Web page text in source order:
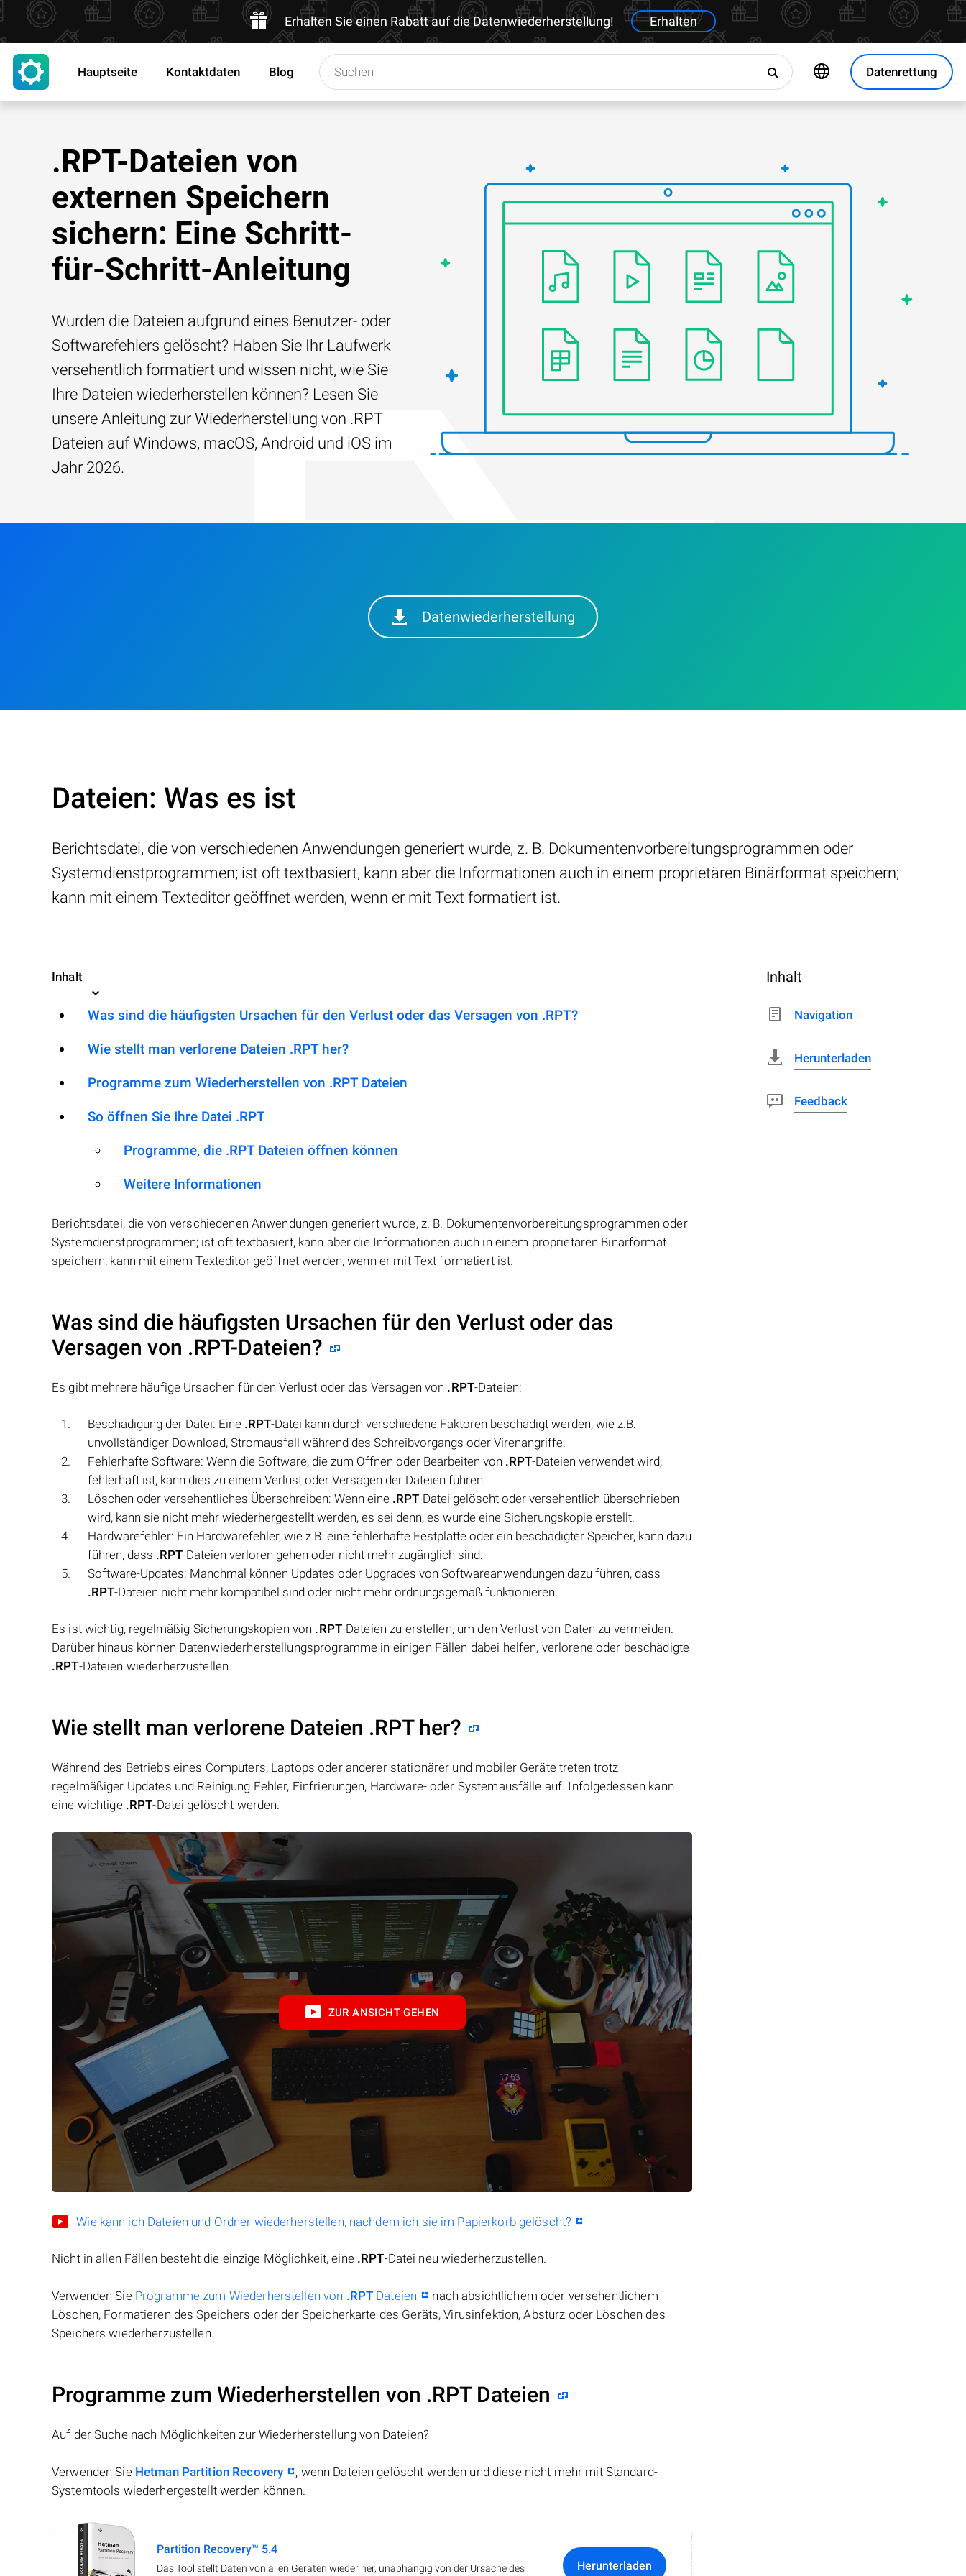
Erhalten Sie einen Rabatt auf die Datenwiederherstellung! Erhalten
Datenrettung
Hauptseite Kontaktdaten Blog
.RPT-Dateien von
externen Speichern
sichern: Eine Schritt-
für-Schritt-Anleitung
Wurden die Dateien aufgrund eines Benutzer- oder
Softwarefehlers gelöscht? Haben Sie Ihr Laufwerk
versehentlich formatiert und wissen nicht, wie Sie
Ihre Dateien wiederherstellen können? Lesen Sie
unsere Anleitung zur Wiederherstellung von .RPT
Dateien auf Windows, macOS, Android und iOS im
Jahr 2026.
Datenwiederherstellung
Dateien: Was es ist
Berichtsdatei, die von verschiedenen Anwendungen generiert wurde, z. B. Dokumentenvorbereitungsprogrammen oder
Systemdienstprogrammen; ist oft textbasiert, kann aber die Informationen auch in einem proprietären Binärformat speichern;
kann mit einem Texteditor geöffnet werden, wenn er mit Text formatiert ist.
Inhalt
Was sind die häufigsten Ursachen für den Verlust oder das Versagen von .RPT?
Wie stellt man verlorene Dateien .RPT her?
Programme zum Wiederherstellen von .RPT Dateien
So öffnen Sie Ihre Datei .RPT
Programme, die .RPT Dateien öffnen können
Weitere Informationen
Berichtsdatei, die von verschiedenen Anwendungen generiert wurde, z. B. Dokumentenvorbereitungsprogrammen oder
Systemdienstprogrammen; ist oft textbasiert, kann aber die Informationen auch in einem proprietären Binärformat
speichern; kann mit einem Texteditor geöffnet werden, wenn er mit Text formatiert ist.
Was sind die häufigsten Ursachen für den Verlust oder das
Versagen von .RPT-Dateien?
Es gibt mehrere häufige Ursachen für den Verlust oder das Versagen von .RPT-Dateien:
Beschädigung der Datei: Eine .RPT-Datei kann durch verschiedene Faktoren beschädigt werden, wie z.B.
unvollständiger Download, Stromausfall während des Schreibvorgangs oder Virenangriffe.
Fehlerhafte Software: Wenn die Software, die zum Öffnen oder Bearbeiten von .RPT-Dateien verwendet wird,
fehlerhaft ist, kann dies zu einem Verlust oder Versagen der Dateien führen.
Löschen oder versehentliches Überschreiben: Wenn eine .RPT-Datei gelöscht oder versehentlich überschrieben
wird, kann sie nicht mehr wiederhergestellt werden, es sei denn, es wurde eine Sicherungskopie erstellt.
Hardwarefehler: Ein Hardwarefehler, wie z.B. eine fehlerhafte Festplatte oder ein beschädigter Speicher, kann dazu
führen, dass .RPT-Dateien verloren gehen oder nicht mehr zugänglich sind.
Software-Updates: Manchmal können Updates oder Upgrades von Softwareanwendungen dazu führen, dass
.RPT-Dateien nicht mehr kompatibel sind oder nicht mehr ordnungsgemäß funktionieren.
Es ist wichtig, regelmäßig Sicherungskopien von .RPT-Dateien zu erstellen, um den Verlust von Daten zu vermeiden.
Darüber hinaus können Datenwiederherstellungsprogramme in einigen Fällen dabei helfen, verlorene oder beschädigte
.RPT-Dateien wiederherzustellen.
Wie stellt man verlorene Dateien .RPT her?
Während des Betriebs eines Computers, Laptops oder anderer stationärer und mobiler Geräte treten trotz
regelmäßiger Updates und Reinigung Fehler, Einfrierungen, Hardware- oder Systemausfälle auf. Infolgedessen kann
eine wichtige .RPT-Datei gelöscht werden.
ZUR ANSICHT GEHEN
Wie kann ich Dateien und Ordner wiederherstellen, nachdem ich sie im Papierkorb gelöscht?
Nicht in allen Fällen besteht die einzige Möglichkeit, eine .RPT-Datei neu wiederherzustellen.
Verwenden Sie Programme zum Wiederherstellen von .RPT Dateien
nach absichtlichem oder versehentlichem
Löschen, Formatieren des Speichers oder der Speicherkarte des Geräts, Virusinfektion, Absturz oder Löschen des
Speichers wiederherzustellen.
Programme zum Wiederherstellen von .RPT Dateien
Auf der Suche nach Möglichkeiten zur Wiederherstellung von Dateien?
Verwenden Sie Hetman Partition Recovery
, wenn Dateien gelöscht werden und diese nicht mehr mit Standard-
Systemtools wiederhergestellt werden können.
Partition Recovery™ 5.4
Das Tool stellt Daten von allen Geräten wieder her, unabhängig von der Ursache des
Herunterladen
Inhalt
Navigation
Herunterladen
Feedback